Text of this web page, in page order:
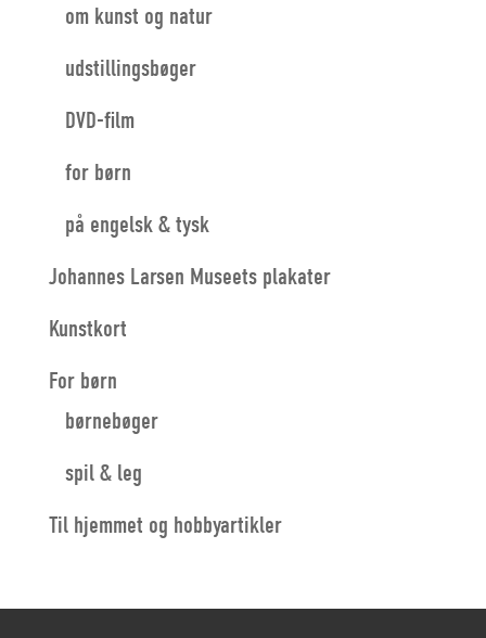
om kunst og natur
udstillingsbøger
DVD-film
for børn
på engelsk & tysk
Johannes Larsen Museets plakater
Kunstkort
For børn
børnebøger
spil & leg
Til hjemmet og hobbyartikler